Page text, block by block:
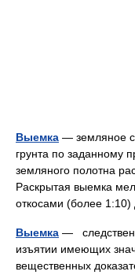
Выемка — земляное
грунта по заданному
земляного полотна
Раскрытая выемка
откосами (более
Выемка —
изъятии имеющих
вещественных